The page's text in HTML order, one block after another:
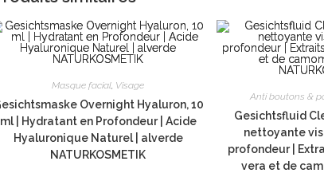
Masque facial, Visage
Overnight Hyaluron, 10
ml | Hydratant en Profondeur | Acide
Hyaluronique Naturel | alverde
NATURKOSMETIK
Anti boutons &
Gesichtsfluid
nettoyante
profondeur |
vera et de